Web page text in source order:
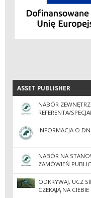
ASSET PUBLISHER
ASSET PUBLISHER
NABÓR
REFERENTA/
ADMINISTRACJI
INFORMACJA O
NABÓR NA
ZAMÓWIEŃ
ODKRYWAJ, UCZ
CZEKAJĄ NA CIEBIE